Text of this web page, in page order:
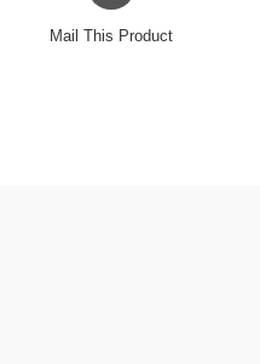
Mail This Product